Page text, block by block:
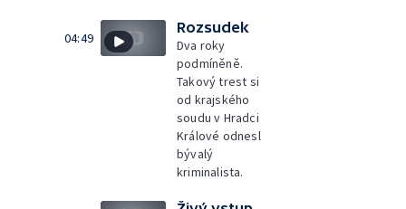
04:49
Rozsudek
Dva roky
podmíněně.
Takový trest si
od krajského
soudu v Hradci
Králové odnesl
bývalý
kriminalista.